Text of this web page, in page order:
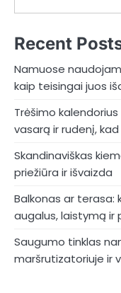
Recent
Namuose
kaip teisingai juos
Trėšimo
vasarą ir rudenį,
Skandinaviškas
priežiūra ir išvaizda
Balkonas ar terasa:
augalus, laistymą ir
Saugumo tinklas
maršrutizatoriuje ir